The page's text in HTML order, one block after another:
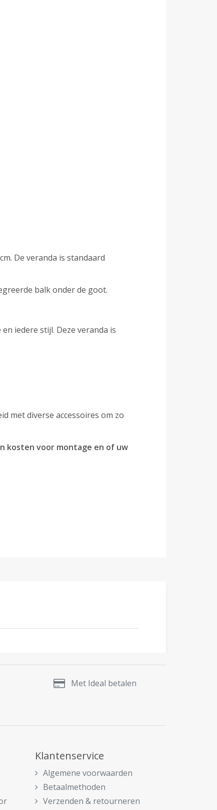
De veranda is standaard
balk onder de goot.
iedere stijl. Deze veranda is
met diverse accessoires om zo
kosten voor montage en of uw
Met Ideal betalen
Klantenservice
Algemene voorwaarden
Betaalmethoden
Verzenden & retourneren